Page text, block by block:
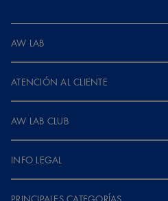
AW LAB
ATENCIÓN AL CLIENTE
AW LAB CLUB
INFO LEGAL